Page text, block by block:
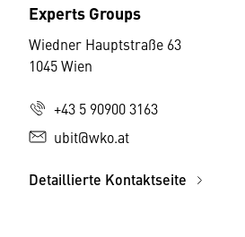
Experts Groups
Wiedner Hauptstraße 63
1045 Wien
+43 5 90900 3163
ubit@wko.at
Detaillierte Kontaktseite